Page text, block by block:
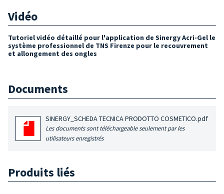
Vidéo
Tutoriel vidéo détaillé pour l'application de Sinergy Acri-Gel le
système professionnel de TNS Firenze pour le recouvrement
et allongement des ongles
Documents
SINERGY_SCHEDA TECNICA PRODOTTO COSMETICO.pdf
Les documents sont téléchargeable seulement par les
utilisateurs enregistrés
Produits liés